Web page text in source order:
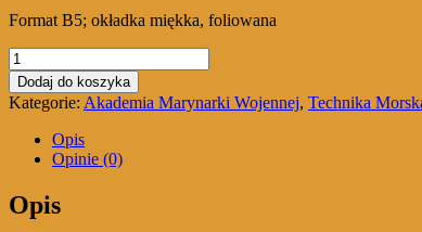
Format B5; okładka miękka, foliowana
ilość
Rozpowszechnianie
morskich
informacji
bezpieczeństwa
Dodaj do koszyka
Kategorie: Akademia Marynarki Wojennej, Technika
Opis
Opinie (0)
Opis